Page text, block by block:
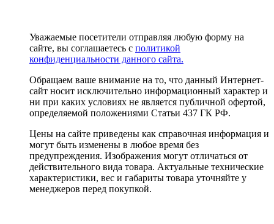
Уважаемые посетители отправляя любую форму на
сайте, вы соглашаетесь с политикой
конфиденциальности данного сайта.
Обращаем ваше внимание на то, что данный Интернет-
сайт носит исключительно информационный характер и
ни при каких условиях не является публичной офертой,
определяемой положениями Статьи 437 ГК РФ.
Цены на сайте приведены как справочная информация и
могут быть изменены в любое время без
предупреждения. Изображения могут отличаться от
действительного вида товара. Актуальные технические
характеристики, вес и габариты товара уточняйте у
менеджеров перед покупкой.